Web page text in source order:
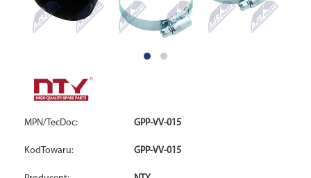
MPN/TecDoc: GPP-VV-015
KodTowaru: GPP-VV-015